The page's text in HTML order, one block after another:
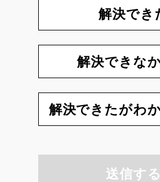
解決でき
解決できな
解決できたがわ
送信する